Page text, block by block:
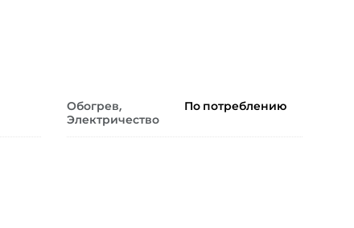
Обогрев,
Электричество
По потреблению